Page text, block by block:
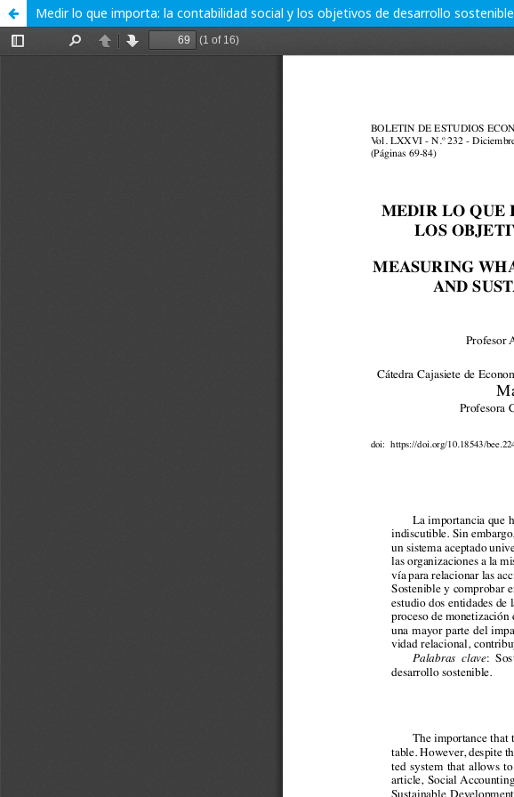
Medir lo que importa: la contabilidad social y los objetivos de desarrollo sostenible